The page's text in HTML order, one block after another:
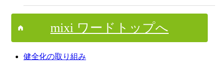
mixi ワードトップへ
健全化の取り組み